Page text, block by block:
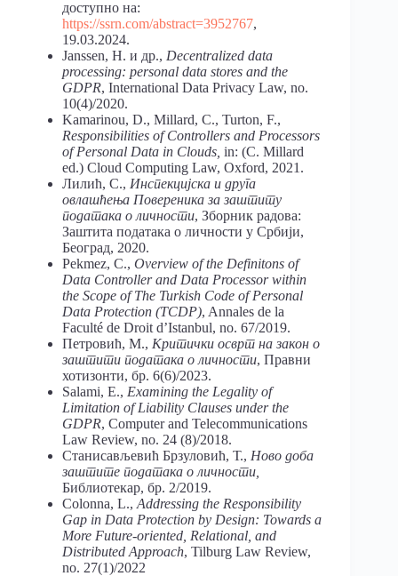
доступно на:
https://ssrn.com/abstract=3952767,
19.03.2024.
Janssen, H. и др., Decentralized data
processing: personal data stores and the
GDPR, International Data Privacy Law, no.
10(4)/2020.
Kamarinou, D., Millard, C., Turton, F.,
Responsibilities of Controllers and Processors
of Personal Data in Clouds, in: (C. Millard
ed.) Cloud Computing Law, Oxford, 2021.
Лилић, С., Инспекцијска и друга
овлашћења Повереника за заштиту
података о личности, Зборник радова:
Заштита података о личности у Србији,
Београд, 2020.
Pekmez, C., Overview of the Definitons of
Data Controller and Data Processor within
the Scope of The Turkish Code of Personal
Data Protection (TCDP), Annales de la
Faculté de Droit d’Istanbul, no. 67/2019.
Петровић, М., Критички осврт на закон о
заштити података о личности, Правни
хотизонти, бр. 6(6)/2023.
Salami, E., Examining the Legality of
Limitation of Liability Clauses under the
GDPR, Computer and Telecommunications
Law Review, no. 24 (8)/2018.
Станисављевић Брзуловић, Т., Ново доба
заштите података о личности,
Библиотекар, бр. 2/2019.
Colonna, L., Addressing the Responsibility
Gap in Data Protection by Design: Towards a
More Future-oriented, Relational, and
Distributed Approach, Tilburg Law Review,
no. 27(1)/2022